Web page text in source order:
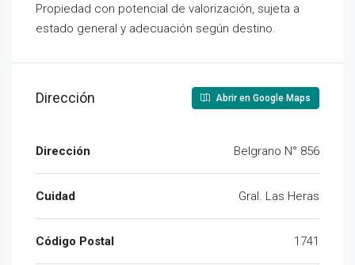
Propiedad con potencial de valorización, sujeta a
estado general y adecuación según destino.
Dirección Abrir en Google Maps
Dirección Belgrano N° 856
Cuidad Gral. Las Heras
Código Postal 1741